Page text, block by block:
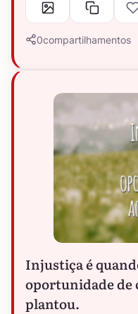
0compartilhamentos
Injustiça é
oportunidade de
plantou.